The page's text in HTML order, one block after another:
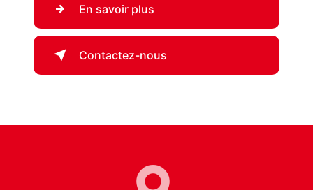
En savoir plus
Contactez-nous